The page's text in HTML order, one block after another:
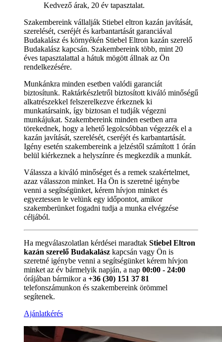
Kedvező árak, 20 év tapasztalat.
Szakembereink vállalják Stiebel eltron kazán javítását,
szerelését, cseréjét és karbantartását garanciával
Budakalász és környékén Stiebel Eltron kazán szerelő
Budakalász kapcsán. Szakembereink több, mint 20
éves tapasztalattal a hátuk mögött állnak az Ön
rendelkezésére.
Munkánkra minden esetben valódi garanciát
biztosítunk. Raktárkészletről biztosított kiváló minőségű
alkatrészekkel felszerelkezve érkeznek ki
munkatársaink, így biztosan el tudják végezni
munkájukat. Szakembereink minden esetben arra
törekednek, hogy a lehető legolcsóbban végezzék el a
kazán javítását, szerelését, cseréjét és karbantartását.
Igény esetén szakembereink a jelzéstől számított 1 órán
belül kiérkeznek a helyszínre és megkezdik a munkát.
Válassza a kiváló minőséget és a remek szakértelmet,
azaz válasszon minket. Ha Ön is szeretné igénybe
venni a segítségünket, kérem hívjon minket és
egyeztessen le velünk egy időpontot, amikor
szakemberünket fogadni tudja a munka elvégzése
céljából.
Ha megválaszolatlan kérdései maradtak Stiebel Eltron
kazán szerelő Budakalász kapcsán vagy Ön is
szeretné igénybe venni a segítségünket kérem hívjon
minket az év bármelyik napján, a nap 00:00 - 24:00
órájában bármikor a +36 (30) 151 37 81
telefonszámunkon és szakembereink örömmel
segítenek.
Ajánlatkérés